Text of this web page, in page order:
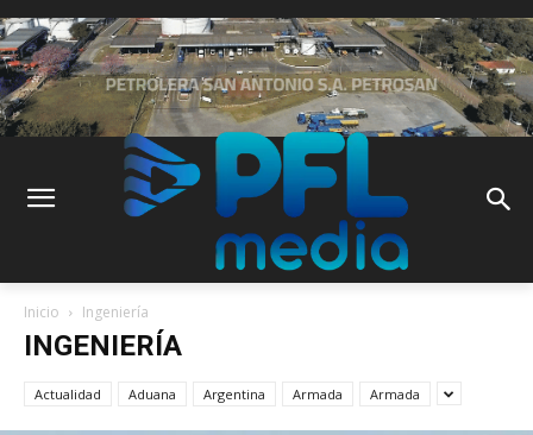
Inicio Ingeniería
INGENIERÍA
Actualidad Aduana Argentina Armada Armada